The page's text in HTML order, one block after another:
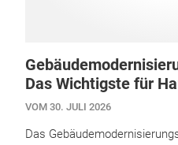
Das Wichtigste für
VOM 30. JULI 2026
Das